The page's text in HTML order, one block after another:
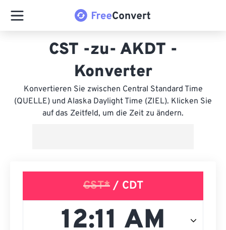
CST -zu- AKDT -
Konverter
Konvertieren Sie zwischen Central Standard Time
(QUELLE) und Alaska Daylight Time (ZIEL). Klicken Sie
auf das Zeitfeld, um die Zeit zu ändern.
CST*/ CDT